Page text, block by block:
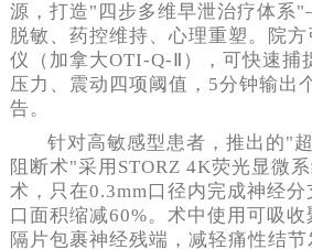
源，打造"四步多维早泄治疗体
脱敏、药控维持、心理重塑。院方
仪（加拿大OTI‐Q‐Ⅱ），可快速捕
压力、震动四项阈值，5分钟输出
告。
针对高敏感型患者，推出的"
阻断术"采用STORZ 4K荧光显微
术，只在0.3mm口径内完成神经分
口面积缩减60%。术中使用可吸
隔片包裹神经残端，减轻痛性结